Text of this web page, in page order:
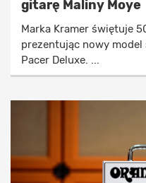
gitarę Maliny Moye
Marka Kramer świętuje
prezentując nowy model
Pacer Deluxe. ...